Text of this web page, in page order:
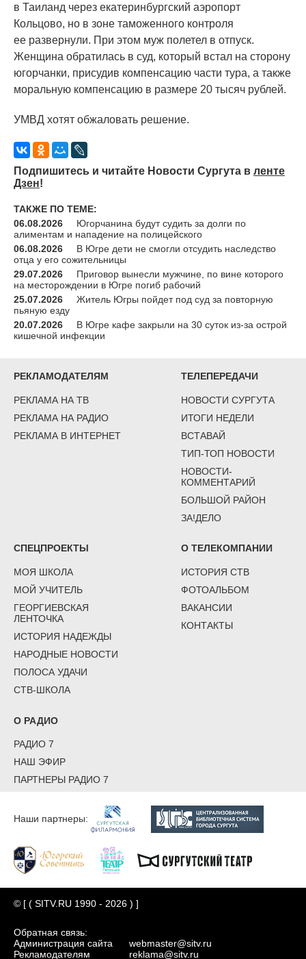
в Таиланд через екатеринбургский аэропорт
Кольцово, но в зоне таможенного контроля
ее развернули. При этом муж полетел в отпуск.
Женщина обратилась в суд, который встал на сторону
югорчанки, присудив компенсацию части тура, а также
моральную компенсацию в размере 20 тысяч рублей.
УМВД хотят обжаловать решение.
Подпишитесь и читайте Новости Сургута в ленте
Дзен!
ТАКЖЕ ПО ТЕМЕ:
06.08.2026
Югорчанина будут судить за долги по
алиментам и нападение на полицейского
06.08.2026
В Югре дети не смогли отсудить наследство
отца у его сожительницы
29.07.2026
Приговор вынесли мужчине, по вине которого
на месторождении в Югре погиб рабочий
25.07.2026
Житель Югры пойдет под суд за повторную
пьяную езду
20.07.2026
В Югре кафе закрыли на 30 суток из-за острой
кишечной инфекции
РЕКЛАМОДАТЕЛЯМ
РЕКЛАМА НА ТВ
РЕКЛАМА НА РАДИО
РЕКЛАМА В ИНТЕРНЕТ
ТЕЛЕПЕРЕДАЧИ
НОВОСТИ СУРГУТА
ИТОГИ НЕДЕЛИ
ВСТАВАЙ
ТИП-ТОП НОВОСТИ
НОВОСТИ-
КОММЕНТАРИЙ
БОЛЬШОЙ РАЙОН
ЗА!ДЕЛО
СПЕЦПРОЕКТЫ
МОЯ ШКОЛА
МОЙ УЧИТЕЛЬ
ГЕОРГИЕВСКАЯ
ЛЕНТОЧКА
ИСТОРИЯ НАДЕЖДЫ
НАРОДНЫЕ НОВОСТИ
ПОЛОСА УДАЧИ
СТВ-ШКОЛА
О ТЕЛЕКОМПАНИИ
ИСТОРИЯ СТВ
ФОТОАЛЬБОМ
ВАКАНСИИ
КОНТАКТЫ
О РАДИО
РАДИО 7
НАШ ЭФИР
ПАРТНЕРЫ РАДИО 7
Наши партнеры:
© [ ( SITV.RU 1990 - 2026 ) ]
Обратная связь:
Администрация сайта
Рекламодателям
webmaster@sitv.ru
reklama@sitv.ru